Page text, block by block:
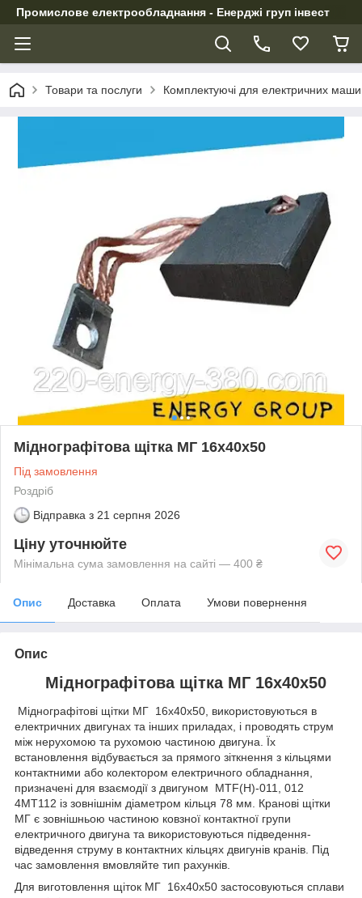
Промислове електрообладнання - Енерджі груп інвест
Товари та послуги Комплектуючі для електричних
Міднографітова щітка МГ 16х40х50
Під замовлення
Роздріб
Відправка з 21 серпня 2026
Ціну уточнюйте
Мінімальна сума замовлення на сайті — 400 ₴
Опис Доставка Оплата Умови повернення
Опис
Міднографітова щітка МГ 16х40х50
Міднографітові щітки МГ 16х40х50, використовуються в
електричних двигунах та інших приладах, і проводять струм
між нерухомою та рухомою частиною двигуна. Їх
встановлення відбувається за прямого зіткнення з кільцями
контактними або колектором електричного обладнання,
призначені для взаємодії з двигуном МТF(Н)-011, 012
4МТ112 із зовнішнім діаметром кільця 78 мм. Кранові щітки
МГ є зовнішньою частиною ковзної контактної групи
електричного двигуна та використовуються підведення-
відведення струму в контактних кільцях двигунів кранів. Під
час замовлення вмовляйте тип рахунків.
Для виготовлення щіток МГ 16х40х50 застосовуються сплави